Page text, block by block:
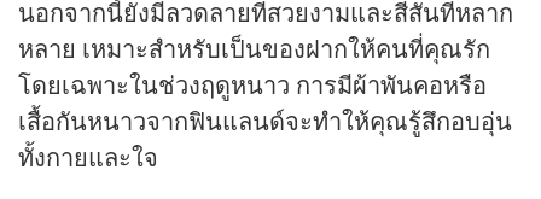
นอกจากนี้ยังมีลวดลายที่สวยงามและสีสันที่หลาก
หลาย เหมาะสำหรับเป็นของฝากให้คนที่คุณรัก
โดยเฉพาะในช่วงฤดูหนาว การมีผ้าพันคอหรือ
เสื้อกันหนาวจากฟินแลนด์จะทำให้คุณรู้สึกอบอุ่น
ทั้งกายและใจ